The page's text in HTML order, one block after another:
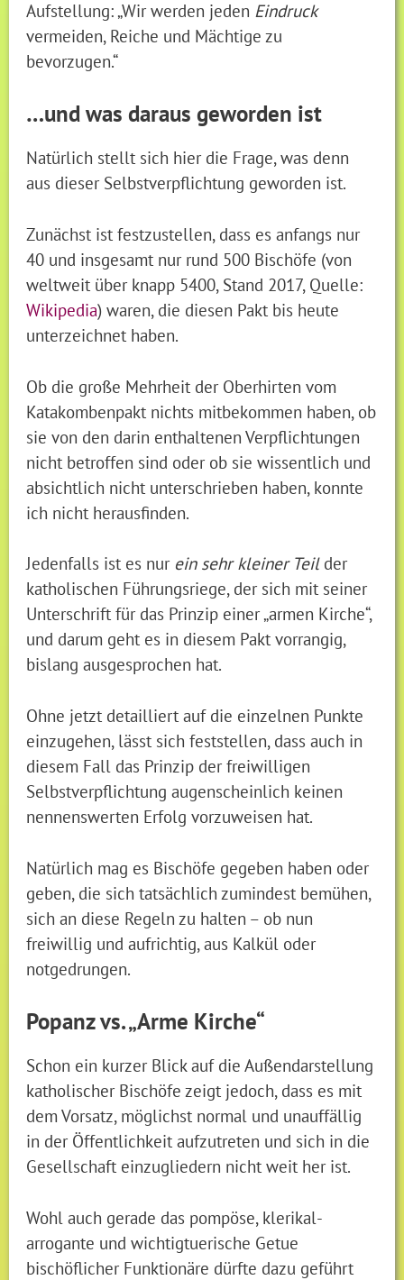
Aufstellung: „Wir werden jeden Eindruck
vermeiden, Reiche und Mächtige zu
bevorzugen.“
…und was daraus geworden ist
Natürlich stellt sich hier die Frage, was denn
aus dieser Selbstverpflichtung geworden ist.
Zunächst ist festzustellen, dass es anfangs nur
40 und insgesamt nur rund 500 Bischöfe (von
weltweit über knapp 5400, Stand 2017, Quelle:
Wikipedia) waren, die diesen Pakt bis heute
unterzeichnet haben.
Ob die große Mehrheit der Oberhirten vom
Katakombenpakt nichts mitbekommen haben, ob
sie von den darin enthaltenen Verpflichtungen
nicht betroffen sind oder ob sie wissentlich und
absichtlich nicht unterschrieben haben, konnte
ich nicht herausfinden.
Jedenfalls ist es nur ein sehr kleiner Teil der
katholischen Führungsriege, der sich mit seiner
Unterschrift für das Prinzip einer „armen Kirche“,
und darum geht es in diesem Pakt vorrangig,
bislang ausgesprochen hat.
Ohne jetzt detailliert auf die einzelnen Punkte
einzugehen, lässt sich feststellen, dass auch in
diesem Fall das Prinzip der freiwilligen
Selbstverpflichtung augenscheinlich keinen
nennenswerten Erfolg vorzuweisen hat.
Natürlich mag es Bischöfe gegeben haben oder
geben, die sich tatsächlich zumindest bemühen,
sich an diese Regeln zu halten – ob nun
freiwillig und aufrichtig, aus Kalkül oder
notgedrungen.
Popanz vs. „Arme Kirche“
Schon ein kurzer Blick auf die Außendarstellung
katholischer Bischöfe zeigt jedoch, dass es mit
dem Vorsatz, möglichst normal und unauffällig
in der Öffentlichkeit aufzutreten und sich in die
Gesellschaft einzugliedern nicht weit her ist.
Wohl auch gerade das pompöse, klerikal-
arrogante und wichtigtuerische Getue
bischöflicher Funktionäre dürfte dazu geführt